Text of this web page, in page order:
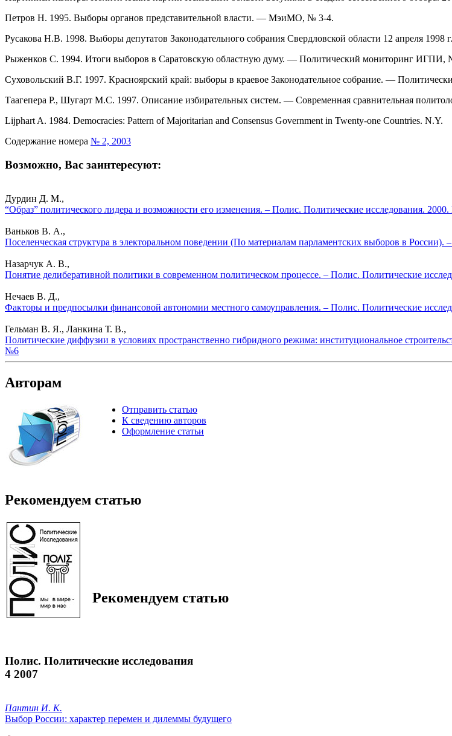
Петров Н. 1995. Выборы органов представительной власти. — МэиМО, № 3-4.
Русакова Н.В. 1998. Выборы депутатов Законодательного собрания Свердловской области 12 апреля
Рыженков С. 1994. Итоги выборов в Саратовскую областную думу. — Политический мониторинг ИГПИ,
Суховольский В.Г. 1997. Красноярский край: выборы в краевое Законодательное собрание. —
Таагепера Р., Шугарт М.С. 1997. Описание избирательных систем. — Современная сравнительная
Lijphart A. 1984. Democracies: Pattern of Majoritarian and Consensus Government in Twenty-one Countries. N.Y.
Содержание номера № 2, 2003
Возможно, Вас заинтересуют:
Дурдин Д. М.,
“Образ” политического лидера и возможности его изменения. – Полис. Политические исследования.
Ваньков В. А.,
Поселенческая структура в электоральном поведении (По материалам парламентских выборов в
Назарчук А. В.,
Понятие делиберативной политики в современном политическом процессе. – Полис. Политические
Нечаев В. Д.,
Факторы и предпосылки финансовой автономии местного самоуправления. – Полис. Политические
Гельман В. Я., Ланкина Т. В.,
Политические диффузии в условиях пространственно гибридного режима: институциональное
№6
Авторам
Отправить статью
К сведению авторов
Оформление статьи
Рекомендуем статью
Рекомендуем статью
Полис. Политические исследования
4 2007
Пантин И. К.
Выбор России: характер перемен и дилеммы будущего